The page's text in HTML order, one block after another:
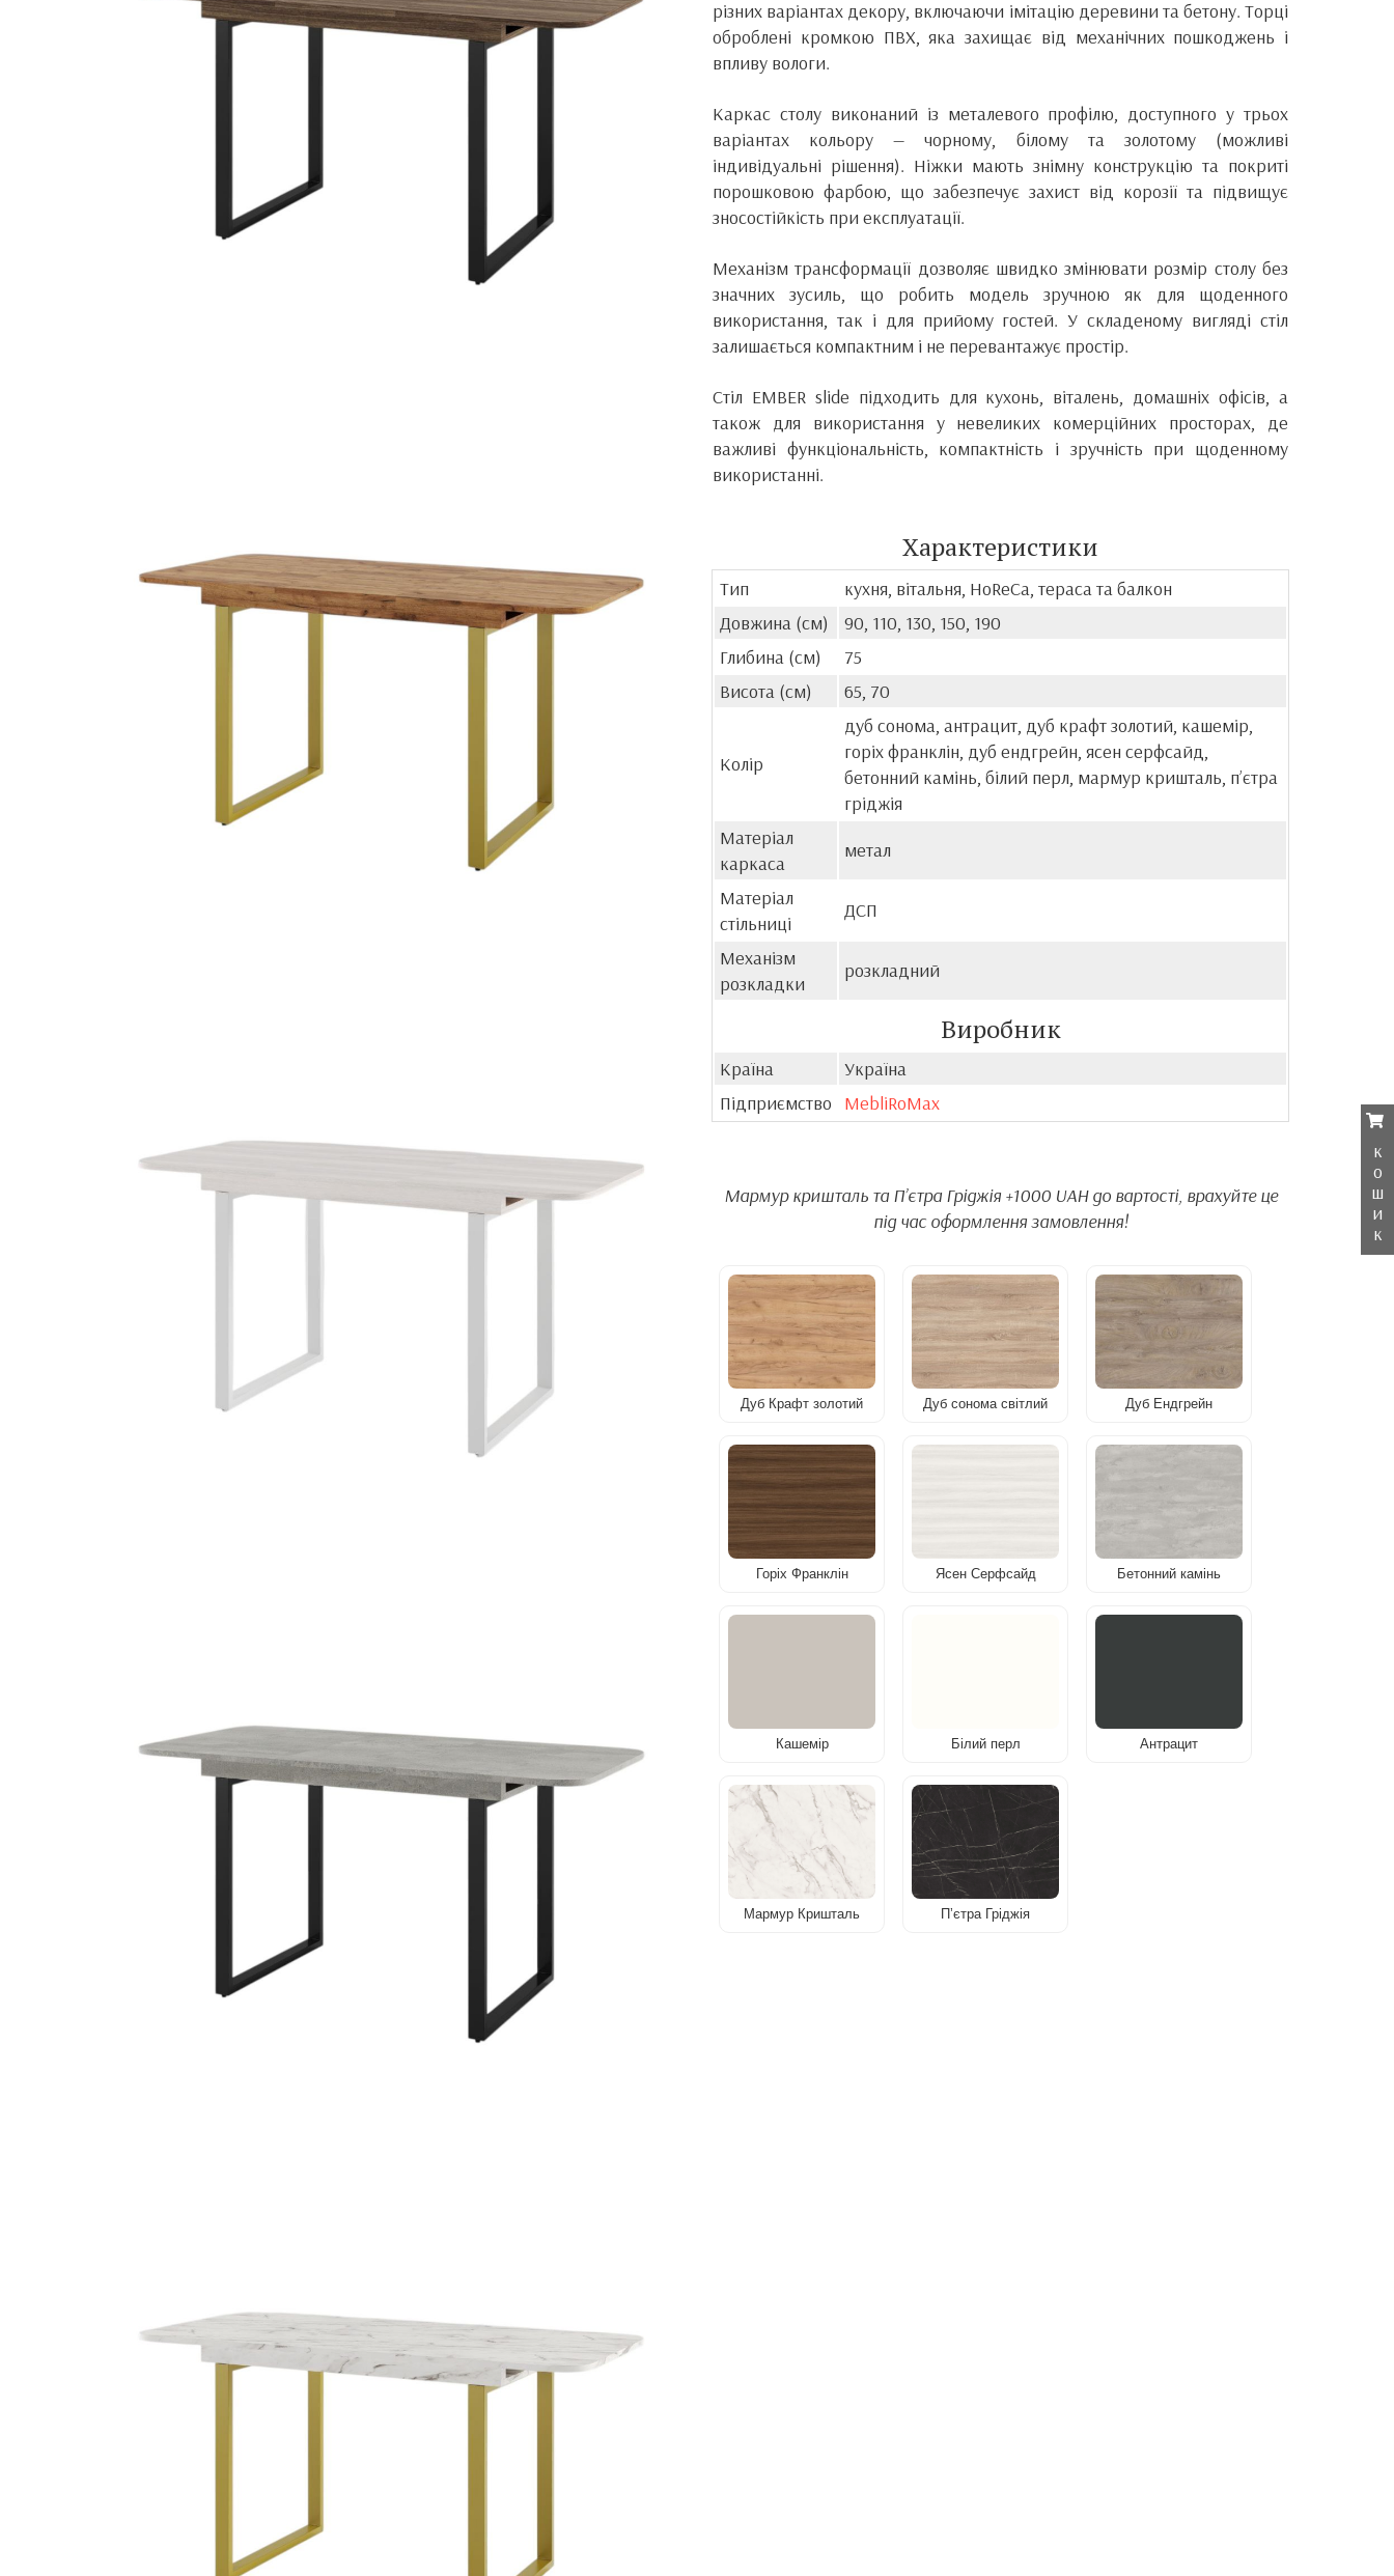
різних варіантах декору, включаючи імітацію деревини та бетону. Торці
оброблені кромкою ПВХ, яка захищає від механічних пошкоджень і
впливу вологи.
Каркас столу виконаний із металевого профілю, доступного у трьох
варіантах кольору — чорному, білому та золотому (можливі
індивідуальні рішення). Ніжки мають знімну конструкцію та покриті
порошковою фарбою, що забезпечує захист від корозії та підвищує
зносостійкість при експлуатації.
Механізм трансформації дозволяє швидко змінювати розмір столу без
значних зусиль, що робить модель зручною як для щоденного
використання, так і для прийому гостей. У складеному вигляді стіл
залишається компактним і не перевантажує простір.
Стіл EMBER slide підходить для кухонь, віталень, домашніх офісів, а
також для використання у невеликих комерційних просторах, де
важливі функціональність, компактність і зручність при щоденному
використанні.
Характеристики
Тип
кухня, вітальня, HoReCa, тераса та балкон
Довжина (см)
90, 110, 130, 150, 190
Глибина (см)
75
Висота (см)
65, 70
Колір
дуб сонома, антрацит, дуб крафт золотий, кашемір,
горіх франклін, дуб ендгрейн, ясен серфсайд,
бетонний камінь, білий перл, мармур кришталь, пʼєтра
гріджія
Матеріал
каркаса
метал
Матеріал
стільниці
ДСП
Механізм
розкладки
розкладний
Виробник
Країна
Україна
Підприємство
MebliRoMax
Мармур кришталь та Пʼєтра Гріджія +1000 UAH до вартості, врахуйте це
під час оформлення замовлення!
Дуб Крафт золотий Дуб сонома світлий Дуб Ендгрейн
Горіх Франклін Ясен Серфсайд Бетонний камінь
Кашемір Білий перл Антрацит
Мармур Кришталь Пʼєтра Гріджія
к
о
ш
и
к